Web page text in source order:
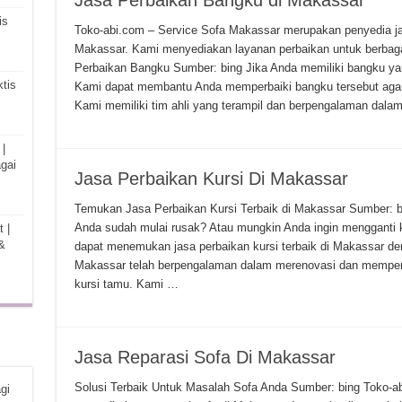
Toko-abi.com – Service Sofa Makassar merupakan penyedia
Makassar. Kami menyediakan layanan perbaikan untuk
Perbaikan Bangku Sumber: bing Jika Anda memiliki bangku
Kami dapat membantu Anda memperbaiki bangku tersebut
Kami memiliki tim ahli yang terampil dan berpengalaman
Jasa Perbaikan Kursi Di Makassar
Temukan Jasa Perbaikan Kursi Terbaik di Makassar Sumber:
Anda sudah mulai rusak? Atau mungkin Anda ingin
dapat menemukan jasa perbaikan kursi terbaik di Makassar
Makassar telah berpengalaman dalam merenovasi dan
kursi tamu. Kami …
Jasa Reparasi Sofa Di Makassar
Solusi Terbaik Untuk Masalah Sofa Anda Sumber: bing Toko-